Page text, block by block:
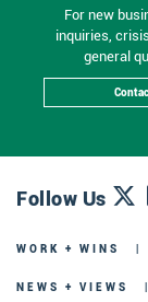
For new
inquiries,
general
Follow Us
WORK + WINS
NEWS + VIEWS